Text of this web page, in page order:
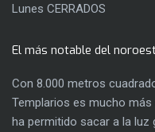
Lunes CERRADOS
El más notable del
Con 8.000 metros
Templarios es mucho
ha permitido sacar a la luz